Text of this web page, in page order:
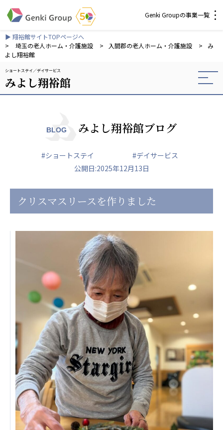
Genki Groupの事業一覧
介護・福祉
社会福祉法人 元気村グループ
社会福祉法人元気村
社会福祉法人長寿の森
株式会社 サンガジャパン
株式会社日本遮蔽技研
株式会社Genkiリレーションズ
日本高齢者福祉協会
株式会社 爽やかな風沖縄
爽やかな風 中部エリア
爽やかな風 那覇エリア
株式会社 鷹揚館
鷹揚館
社会福祉法人 共生会
特別養護老人ホーム 共生の家
株式会社 アジアメデカ元気事業団
アジアメデカ元気事業団
株式会社 爽やかな風九州
爽やかな風九州
株式会社 七星
七星
社会福祉法人 福ふく
福ふく
株式会社 せきれい
せきれい
▶ 翔裕館サイトTOPページへ
>
埼玉の老人ホーム・介護施設 > 入間郡の老人ホーム・介護施設 >
み
よし翔裕館
ショートステイ デイサービス
みよし翔裕館
BLOG みよし翔裕館ブログ
#ショートステイ
#デイサービス
公開日:2025年12月13日
クリスマスリースを作りました